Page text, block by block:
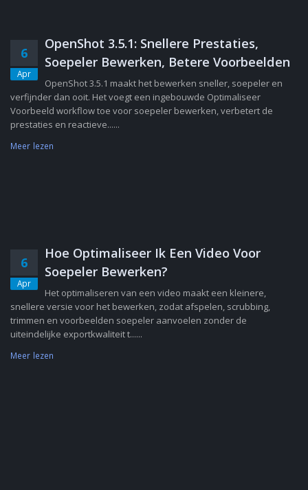
6
Apr
OpenShot 3.5.1: Snellere Prestaties,
Soepeler Bewerken, Betere Voorbeelden
OpenShot 3.5.1 maakt het bewerken sneller, soepeler en
verfijnder dan ooit. Het voegt een ingebouwde Optimaliseer
Voorbeeld workflow toe voor soepeler bewerken, verbetert de
prestaties en reactieve......
Meer lezen
6
Apr
Hoe Optimaliseer Ik Een Video Voor
Soepeler Bewerken?
Het optimaliseren van een video maakt een kleinere,
snellere versie voor het bewerken, zodat afspelen, scrubbing,
trimmen en voorbeelden soepeler aanvoelen zonder de
uiteindelijke exportkwaliteit t......
Meer lezen